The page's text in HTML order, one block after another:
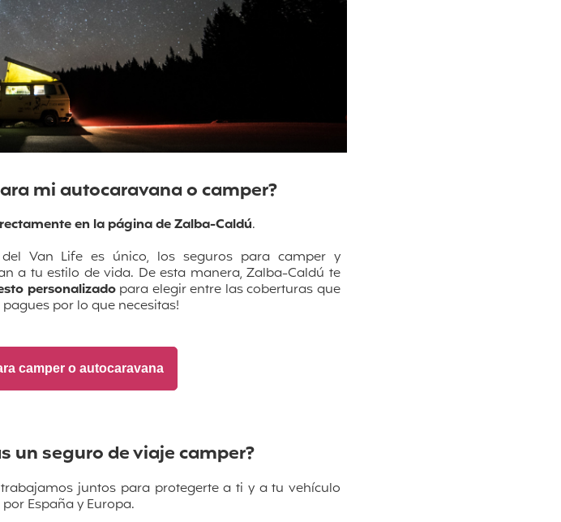
mi autocaravana o camper?
en la página de Zalba-Caldú.
Van Life es único, los seguros para camper y
a tu estilo de vida. De esta manera, Zalba-Caldú te
personalizadopara elegir entre las coberturas que
por lo que necesitas!
camper o autocaravana
un seguro de viaje camper?
juntos para protegerte a ti y a tu vehículo
España y Europa.